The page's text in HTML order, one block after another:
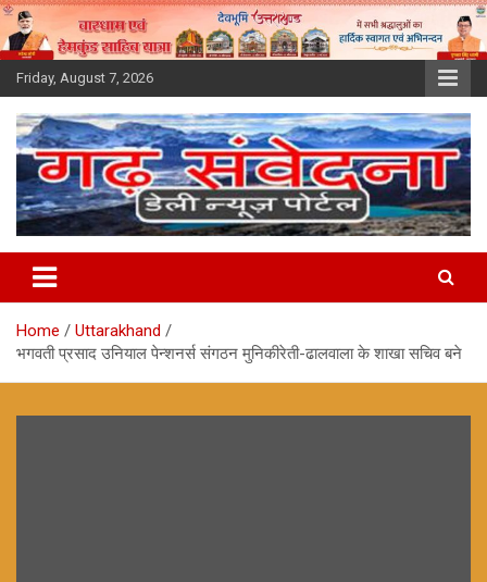
Skip
to
content
Friday, August 7, 2026
Home
Uttarakhand
भगवती प्रसाद उनियाल पेन्शनर्स संगठन मुनिकीरेती-ढालवाला के शाखा सचिव बने